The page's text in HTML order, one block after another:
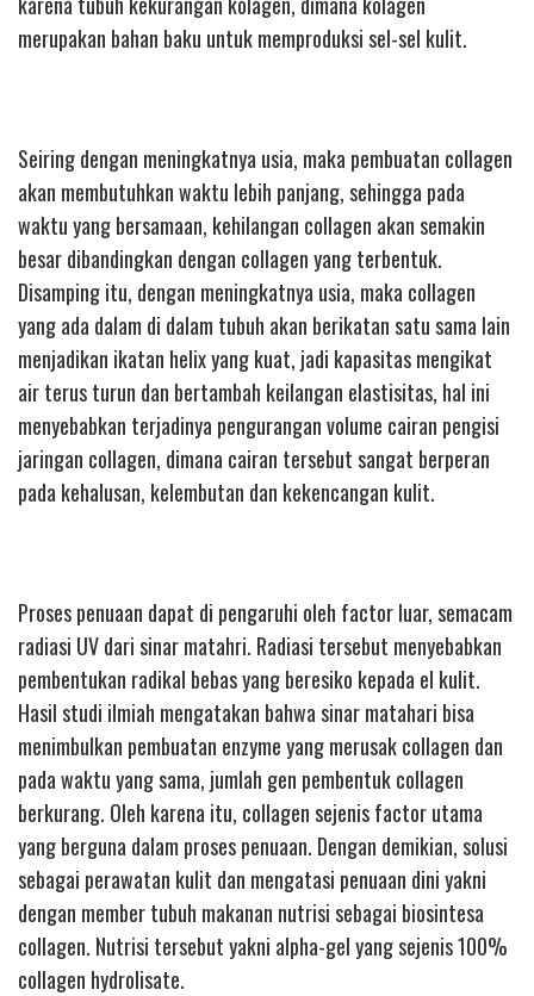
merupakan bahan baku untuk memproduksi sel-sel kulit.
Seiring dengan meningkatnya usia, maka pembuatan collagen
akan membutuhkan waktu lebih panjang, sehingga pada
waktu yang bersamaan, kehilangan collagen akan semakin
besar dibandingkan dengan collagen yang terbentuk.
Disamping itu, dengan meningkatnya usia, maka collagen
yang ada dalam di dalam tubuh akan berikatan satu sama lain
menjadikan ikatan helix yang kuat, jadi kapasitas mengikat
air terus turun dan bertambah keilangan elastisitas, hal ini
menyebabkan terjadinya pengurangan volume cairan pengisi
jaringan collagen, dimana cairan tersebut sangat berperan
pada kehalusan, kelembutan dan kekencangan kulit.
Proses penuaan dapat di pengaruhi oleh factor luar, semacam
radiasi UV dari sinar matahri. Radiasi tersebut menyebabkan
pembentukan radikal bebas yang beresiko kepada el kulit.
Hasil studi ilmiah mengatakan bahwa sinar matahari bisa
menimbulkan pembuatan enzyme yang merusak collagen dan
pada waktu yang sama, jumlah gen pembentuk collagen
berkurang. Oleh karena itu, collagen sejenis factor utama
yang berguna dalam proses penuaan. Dengan demikian, solusi
sebagai perawatan kulit dan mengatasi penuaan dini yakni
dengan member tubuh makanan nutrisi sebagai biosintesa
collagen. Nutrisi tersebut yakni alpha-gel yang sejenis 100%
collagen hydrolisate.